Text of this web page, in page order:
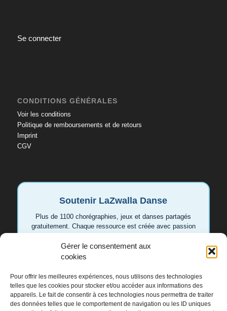
Gérer le consentement aux
cookies
Pour offrir les meilleures expériences, nous utilisons des technologies
telles que les cookies pour stocker et/ou accéder aux informations des
appareils. Le fait de consentir à ces technologies nous permettra de traiter
des données telles que le comportement de navigation ou les ID uniques
Se connecter
CONDITIONS GÉNÉRALES
Voir les conditions
Politique de remboursements et de retours
Imprint
CGV
Soutenir LaZwalla Danse
Plus de 1100 chorégraphies, jeux et danses partagés
gratuitement. Chaque ressource est créée avec passion
pour aider les enseignant.e.s et les familles. Votre
soutien permet de continuer à développer de nouvelles
Soutenir LaZwalla
Merci de tout cœur 💛